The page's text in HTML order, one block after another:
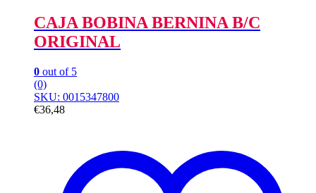
CAJA BOBINA BERNINA B/C
ORIGINAL
0 out of 5
(0)
SKU: 0015347800
€36,48